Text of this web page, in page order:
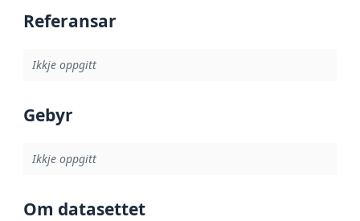
Referansar
Ikkje oppgitt
Gebyr
Ikkje oppgitt
Om datasettet